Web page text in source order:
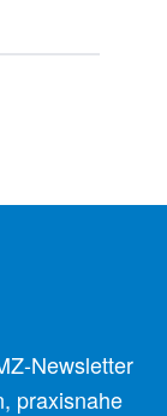
Newsletter
praxisnahe